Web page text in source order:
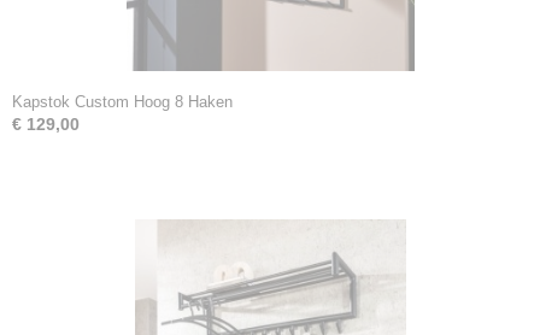
Kapstok Custom Hoog 8 Haken
€ 129,00